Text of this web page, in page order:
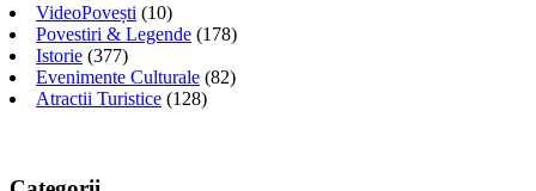
VideoPovești (10)
Povestiri & Legende (178)
Istorie (377)
Evenimente Culturale (82)
Atractii Turistice (128)